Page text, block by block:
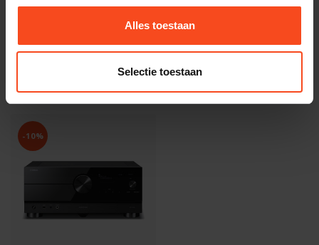
Alles toestaan
Selectie toestaan
Recent bekeken
-10%